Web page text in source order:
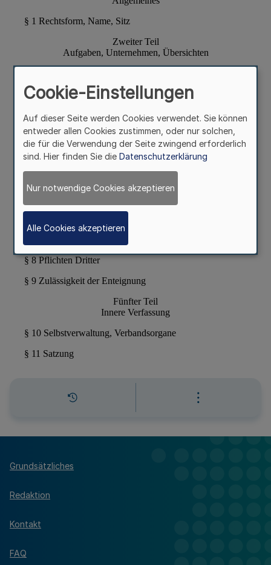
Grundsätzliches
Redaktion
Kontakt
FAQ
Cookie-Einstellungen
Auf dieser Seite werden Cookies verwendet. Sie können
entweder allen Cookies zustimmen, oder nur solchen,
die für die Verwendung der Seite zwingend erforderlich
sind. Hier finden Sie die Datenschutzerklärung
Nur notwendige Cookies akzeptieren
Alle Cookies akzeptieren